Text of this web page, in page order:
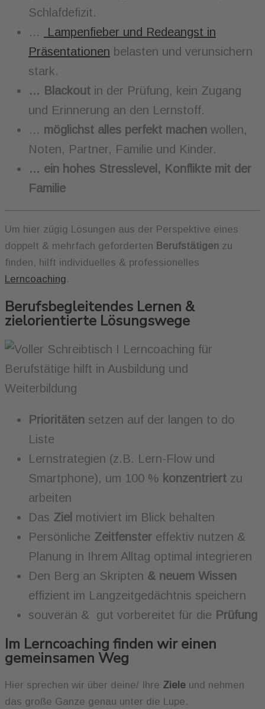
Schlafdefizit.
…
Lampenfieber und Redeangst in
Präsentationen belasten und verunsichern
stark.
… Blackout in der Prüfung, kein Zugang
und Erinnerung an den Lernstoff.
… möglichst alles perfekt machen wollen,
Noten, Partner, Familie und Kinder.
… ein hohes Stresslevel, Konflikte mit der
Familie
Um hier zügig Lösungen aus der Perspektive eines
doppelt & mehrfach geforderten Berufstätigen zu
finden, hilft individuelles & professionelles
Lerncoaching.
Berufsbegleitendes Lernen &
zielorientierte Lösungswege
Prioritäten setzen auf der langen to do
Liste
Lernstrategien (z.B. Lern-Flow und
Smartphone), um 100 % konzentriert zu
arbeiten
Das Ziel motiviert im Blick behalten
Persönliche Zeitfenster effektiv nutzen &
Planung in Ihrem Alltag optimal integrieren
Den Berg an Skripten & neuem Wissen
effizient im Langzeitgedächtnis speichern
souverän & gut vorbereitet für die Prüfung
Im Lerncoaching finden wir einen
gemeinsamen Weg
Hier sprechen wir über deine/ Ihre Ziele und nehmen
das große Ganze genau unter die Lupe.